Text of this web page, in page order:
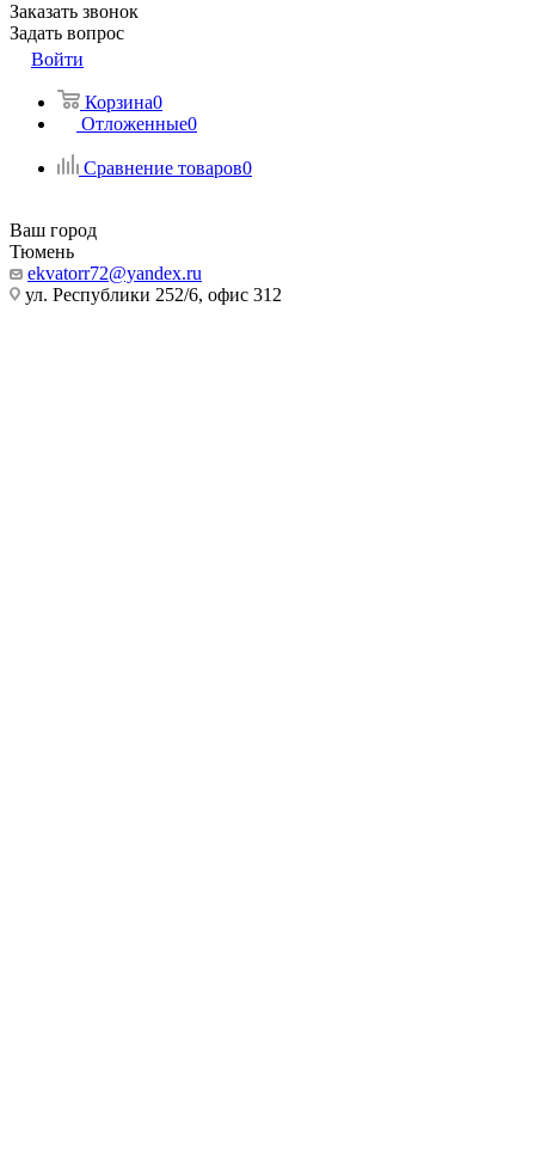
Заказать звонок
Задать вопрос
Войти
Корзина0
Отложенные0
Сравнение товаров0
Ваш город
Тюмень
ekvatorr72@yandex.ru
ул. Республики 252/6, офис 312